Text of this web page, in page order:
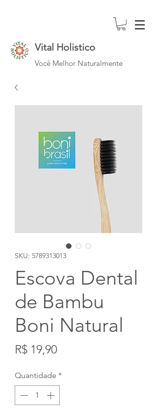
Vital Holistico
Você Melhor Naturalmente
SKU: 5789313013
Escova Dental
de Bambu
Boni Natural
R$ 19,90Preço
Quantidade *